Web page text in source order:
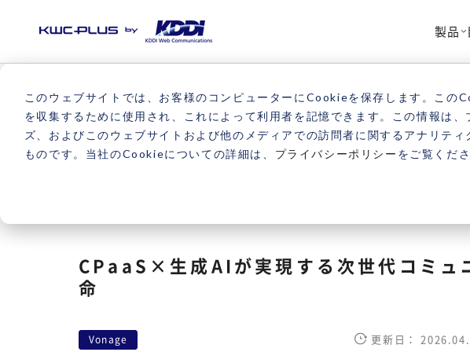
このウェブサイトでは、お客様のコンピューターにCookieを保存します。この
を収集するために使用され、これによって利用者を記憶できます。この情報は
ズ、およびこのウェブサイトおよび他のメディアでの訪問者に関するアナリテ
ものです。当社のCookieについての詳細は、 プライバシーポリシー をご覧くださ
製品
セミナー・イベント
SEMINARS・EVENTS
CPaaS×生成AIが実現する次世代コミュ
命
Vonage 更新日：